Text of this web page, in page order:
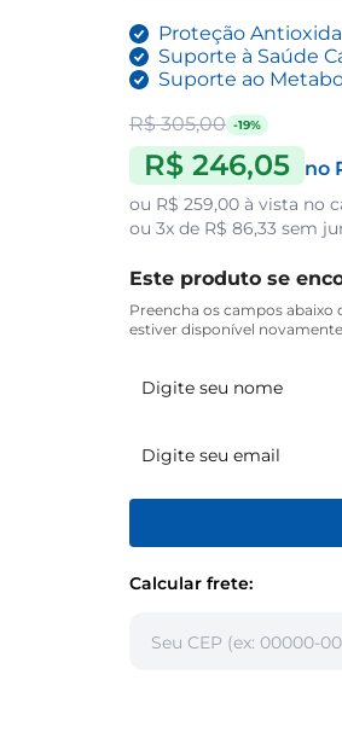
Proteção
Suporte à Saúde
Suporte ao
R$ 305,00 -19%
R$ 246,05 no
ou R$ 259,00à vista no
ou 3x de R$ 86,33 sem
Este produto se
Preencha os campos
estiver disponível
Calcular frete: